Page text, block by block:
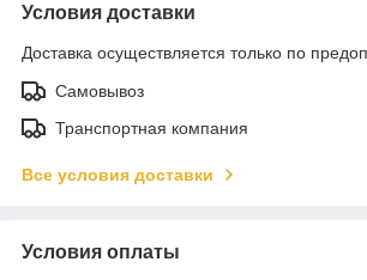
Условия доставки
Доставка осуществляется только по
Самовывоз
Транспортная компания
Все условия доставки
Условия оплаты